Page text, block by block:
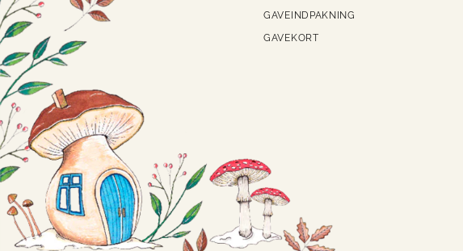
GAVEINDPAKNING
GAVEKORT